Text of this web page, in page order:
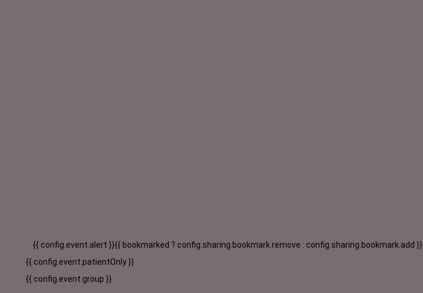
{{ config.event.alert }}{{ bookmarked ? config.sharing.bookmark.remove : config.sharing.bookmark.add }}
{{ config.event.patientOnly }}
{{ config.event.group }}